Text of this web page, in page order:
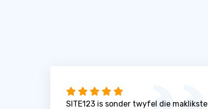
SITE123 is sonder twyfel die maklikste